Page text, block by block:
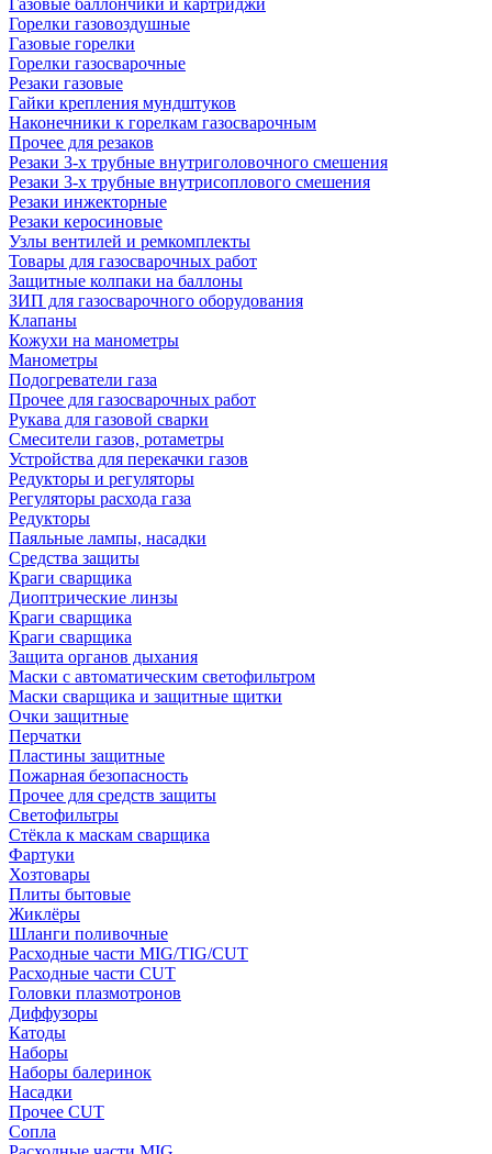
Газовые баллончики и картриджи
Горелки газовоздушные
Газовые горелки
Горелки газосварочные
Резаки газовые
Гайки крепления мундштуков
Наконечники к горелкам газосварочным
Прочее для резаков
Резаки 3-х трубные внутриголовочного смешения
Резаки 3-х трубные внутрисоплового смешения
Резаки инжекторные
Резаки керосиновые
Узлы вентилей и ремкомплекты
Товары для газосварочных работ
Защитные колпаки на баллоны
ЗИП для газосварочного оборудования
Клапаны
Кожухи на манометры
Манометры
Подогреватели газа
Прочее для газосварочных работ
Рукава для газовой сварки
Смесители газов, ротаметры
Устройства для перекачки газов
Редукторы и регуляторы
Регуляторы расхода газа
Редукторы
Паяльные лампы, насадки
Средства защиты
Краги сварщика
Диоптрические линзы
Краги сварщика
Краги сварщика
Защита органов дыхания
Маски с автоматическим светофильтром
Маски сварщика и защитные щитки
Очки защитные
Перчатки
Пластины защитные
Пожарная безопасность
Прочее для средств защиты
Светофильтры
Стёкла к маскам сварщика
Фартуки
Хозтовары
Плиты бытовые
Жиклёры
Шланги поливочные
Расходные части MIG/TIG/CUT
Расходные части CUT
Головки плазмотронов
Диффузоры
Катоды
Наборы
Наборы балеринок
Насадки
Прочее CUT
Сопла